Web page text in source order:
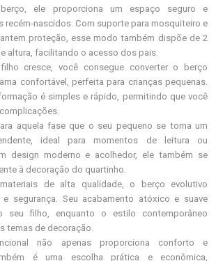
berço, ele proporciona um espaço seguro e
recém-nascidos. Com suporte para mosquiteiro e
proteção, esse modo também dispõe de 2
altura, facilitando o acesso dos pais.
cresce, você consegue converter o berço
confortável, perfeita para crianças pequenas.
é simples e rápido, permitindo que você
aquela fase que o seu pequeno se torna um
ideal para momentos de leitura ou
design moderno e acolhedor, ele também se
à decoração do quartinho.
de alta qualidade, o berço evolutivo
e segurança. Seu acabamento atóxico e suave
seu filho, enquanto o estilo contemporâneo
temas de decoração.
não apenas proporciona conforto e
é uma escolha prática e econômica,